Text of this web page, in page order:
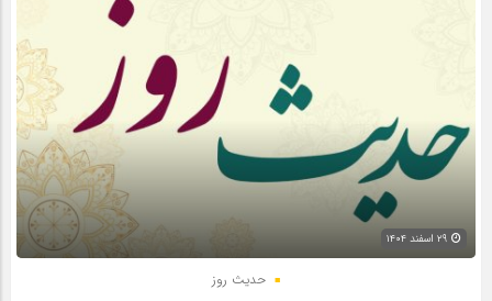
حدیث روز